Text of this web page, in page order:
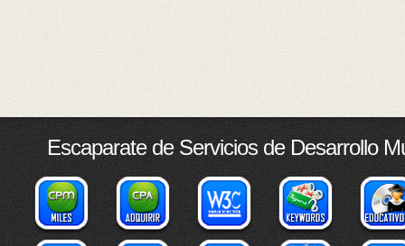
Escaparate de Servicios de Desarrollo